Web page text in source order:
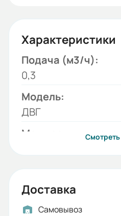
Характеристики
Подача (м3/ч):
0,3
Модель:
ДВГ
Мощность
Ново-Вятка
Давление (кгс/см2):
Смотреть
Доставка
Самовывоз